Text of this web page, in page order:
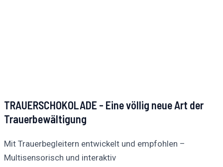
TRAUERSCHOKOLADE - Eine völlig neue Art der
Trauerbewältigung
Mit Trauerbegleitern entwickelt und empfohlen –
Multisensorisch und interaktiv